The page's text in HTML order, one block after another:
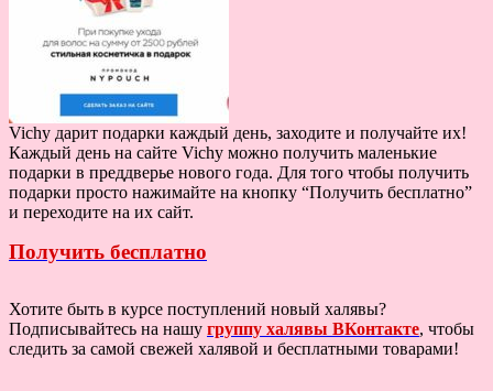
Vichy дарит подарки каждый день, заходите и получайте их!
Каждый день на сайте Vichy можно получить маленькие
подарки в преддверье нового года. Для того чтобы получить
подарки просто нажимайте на кнопку “Получить бесплатно”
и переходите на их сайт.
Получить бесплатно
Хотите быть в курсе поступлений новый халявы?
Подписывайтесь на нашу группу халявы ВКонтакте, чтобы
следить за самой свежей халявой и бесплатными товарами!